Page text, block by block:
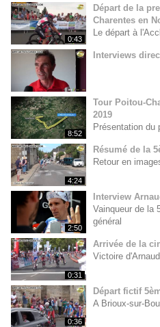
0:43
Départ de la
Charentes en
Le départ à
Interviews
8:52
Tour Poitou-
2019
Présentation du
4:24
Résumé de la
Retour en
2:50
Interview
Vainqueur de la
général
0:31
Arrivée de la
Victoire
0:36
Départ fictif
A Brioux-sur-